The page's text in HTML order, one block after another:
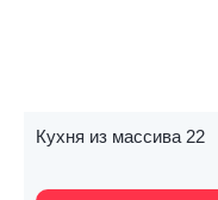
Кухня из массива 22